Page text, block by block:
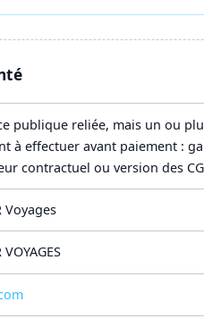
publique reliée, mais un ou
à effectuer avant paiement :
contractuel ou version des
Voyages
VOYAGES